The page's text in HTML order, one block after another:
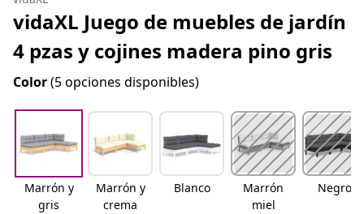
vidaXL Juego de muebles de jardín
4 pzas y cojines madera pino gris
Color(5 opciones disponibles)
Marrón y
gris
Marrón y
crema
Blanco
Marrón
miel
Negro